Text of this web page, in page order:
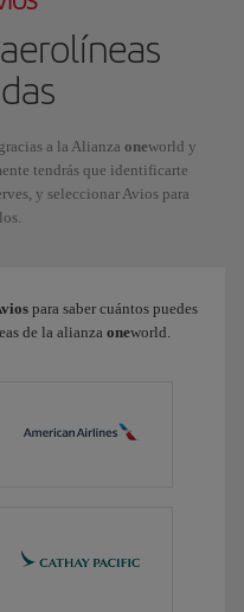
a la Alianza oneworld y
tendrás que identificarte
y seleccionar Avios para
para saber cuántos puedes
de la alianza oneworld.